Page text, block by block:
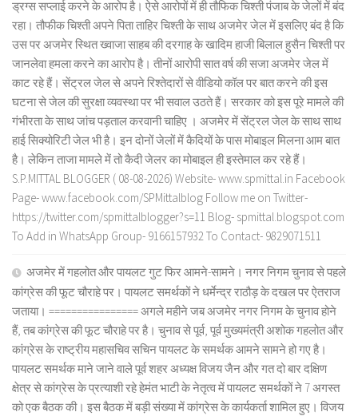
ड्रग्स सप्लाई करने के आरोप है। ऐसे आरोपों में ही तौफिक चिश्ती पंजाब के जेलों में बंद
रहा। तौफीक चिश्ती अपने पिता ताहिर चिश्ती के साथ अजमेर जेल में इसलिए बंद है कि
उस पर अजमेर स्थित ख्वाजा साहब की दरगाह के खादिम हाजी बिलाल हुसैन चिश्ती पर
जानलेवा हमला करने का आरोप है। तीनों आरोपी सात वर्ष की सजा अजमेर जेल में
काट रहे हैं। सेंट्रल जेल से अपने रिश्तेदारों से वीडियो कॉल पर बात करने की इस
घटना से जेल की सुरक्षा व्यवस्था पर भी सवाल उठते हैं। सरकार को इस पूरे मामले की
गंभीरता के साथ जांच पड़ताल करवानी चाहिए । अजमेर में सेंट्रल जेल के साथ साथ
हाई सिक्योरिटी जेल भी है। इन दोनों जेलों में कैदियों के पास मोबाइल मिलना आम बात
है। लेकिन ताजा मामले में तो कैदी जेलर का मोबाइल ही इस्तेमाल कर रहे हैं।
S.P.MITTAL BLOGGER ( 08-08-2026) Website- www.spmittal.in Facebook
Page- www.facebook.com/SPMittalblog Follow me on Twitter-
https://twitter.com/spmittalblogger?s=11 Blog- spmittal.blogspot.com
To Add in WhatsApp Group- 9166157932 To Contact- 9829071511
अजमेर में गहलोत और पायलट गुट फिर आमने-सामने। नगर निगम चुनाव से पहले
कांग्रेस की फूट चौराहे पर। पायलट समर्थकों ने धर्मेन्द्र राठौड़ के दखल पर ऐतराज
जताया। ================ अगले महीने जब अजमेर नगर निगम के चुनाव होने
हैं, तब कांग्रेस की फूट चौराहे पर है। चुनाव से पूर्व, पूर्व मुख्यमंत्री अशोक गहलोत और
कांग्रेस के राष्ट्रीय महासचिव सचिन पायलट के समर्थक आमने सामने हो गए है।
पायलट समर्थक माने जाने वाले पूर्व शहर अध्यक्ष विजय जैन और गत दो बार दक्षिण
क्षेत्र से कांग्रेस के प्रत्याशी रहे हेमंत भाटी के नेतृत्व में पायलट समर्थकों ने 7 अगस्त
को एक बैठक की। इस बैठक में बड़ी संख्या में कांग्रेस के कार्यकर्ता शामिल हुए। विजय